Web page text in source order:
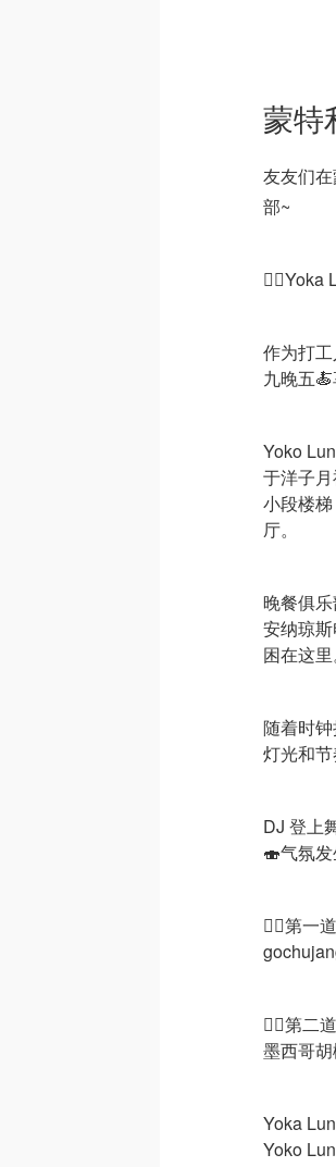
蒙特
友友们
部~
作为打
九晚五
Yoko
于洋子
小段楼
厅。
晚餐俱
安纳琼
困在这里
随着时
灯光和节
DJ 登上
🍣气氛发
👉🏻第
👉🏻第
墨西哥
Yoka
Yoko